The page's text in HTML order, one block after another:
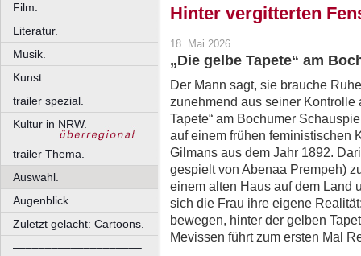
Film.
Literatur.
Musik.
Kunst.
trailer spezial.
Kultur in NRW.
trailer Thema.
Auswahl.
Augenblick
Zuletzt gelacht: Cartoons.
––––––––––––––––––––
Hinter vergitterten
18. Mai 2026
„Die gelbe Tapete“ am
Der Mann sagt, sie brauche
zunehmend aus seiner Kontrolle
Tapete“ am Bochumer
auf einem frühen feministischen
Gilmans aus dem Jahr 1892.
gespielt von Abenaa Prempeh)
einem alten Haus auf dem Land
sich die Frau ihre eigene
bewegen, hinter der gelben
Mevissen führt zum ersten Mal